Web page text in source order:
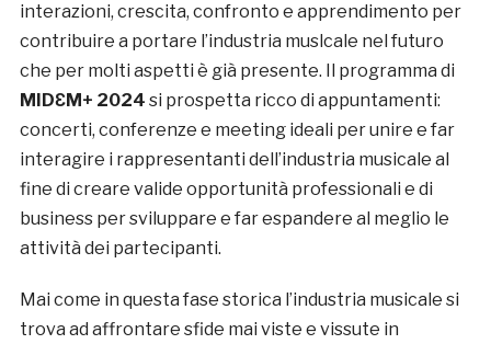
interazioni, crescita, confronto e apprendimento per
contribuire a portare l’industria muslcale nel futuro
che per molti aspetti è già presente. Il programma di
MIDƐM+ 2024 si prospetta ricco di appuntamenti:
concerti, conferenze e meeting ideali per unire e far
interagire i rappresentanti dell’industria musicale al
fine di creare valide opportunità professionali e di
business per sviluppare e far espandere al meglio le
attività dei partecipanti.
Mai come in questa fase storica l’industria musicale si
trova ad affrontare sfide mai viste e vissute in